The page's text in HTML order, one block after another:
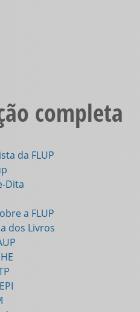
completa
da FLUP
Dita
a FLUP
dos Livros